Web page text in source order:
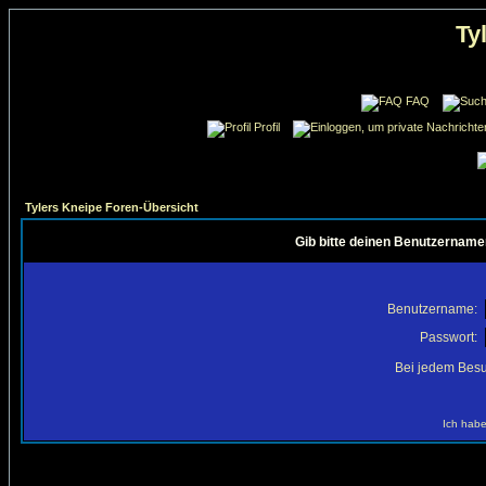
FAQ
Profil
Tylers Kneipe Foren-Übersicht
Gib bitte deinen
Benutzername:
Passwort:
Bei jedem
Ich